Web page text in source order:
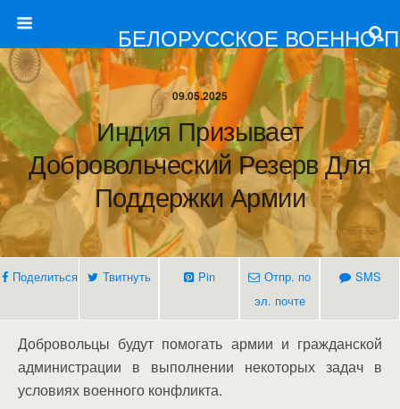
БЕЛОРУССКОЕ ВОЕННО-
09.05.2025
Индия Призывает
Добровольческий Резерв Для
Поддержки Армии
Поделиться Твитнуть Pin
Отпр. по
эл. почте
SMS
Добровольцы будут помогать армии и гражданской
администрации в выполнении некоторых задач в
условиях военного конфликта.